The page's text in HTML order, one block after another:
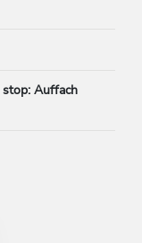
stop: Auffach